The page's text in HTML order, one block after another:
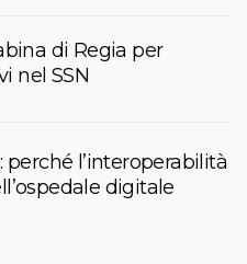
di Regia per
nel SSN
l’interoperabilità
digitale